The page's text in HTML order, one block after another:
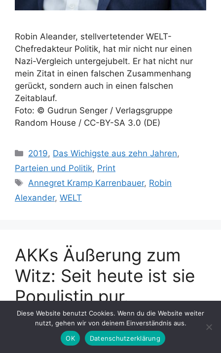
Robin Aleander, stellvertetender WELT-
Chefredakteur Politik, hat mir nicht nur einen
Nazi-Vergleich untergejubelt. Er hat nicht nur
mein Zitat in einen falschen Zusammenhang
gerückt, sondern auch in einen falschen
Zeitablauf.
Foto: © Gudrun Senger / Verlagsgruppe
Random House / CC-BY-SA 3.0 (DE)
Kategorien
2019, Das Wichigste aus zehn Jahren,
Parteien und Politik, Print
Schlagwörter
Annegret Kramp Karrenbauer, Robin
Alexander, WELT
AKKs Äußerung zum
Witz: Seit heute ist sie
Populistin pur.
6. März 2019 vonJohannes Kram
Diese Website benutzt Cookies. Wenn du die Website weiter
nutzt, gehen wir von deinem Einverständnis aus.
OK
Datenschutzerklärung